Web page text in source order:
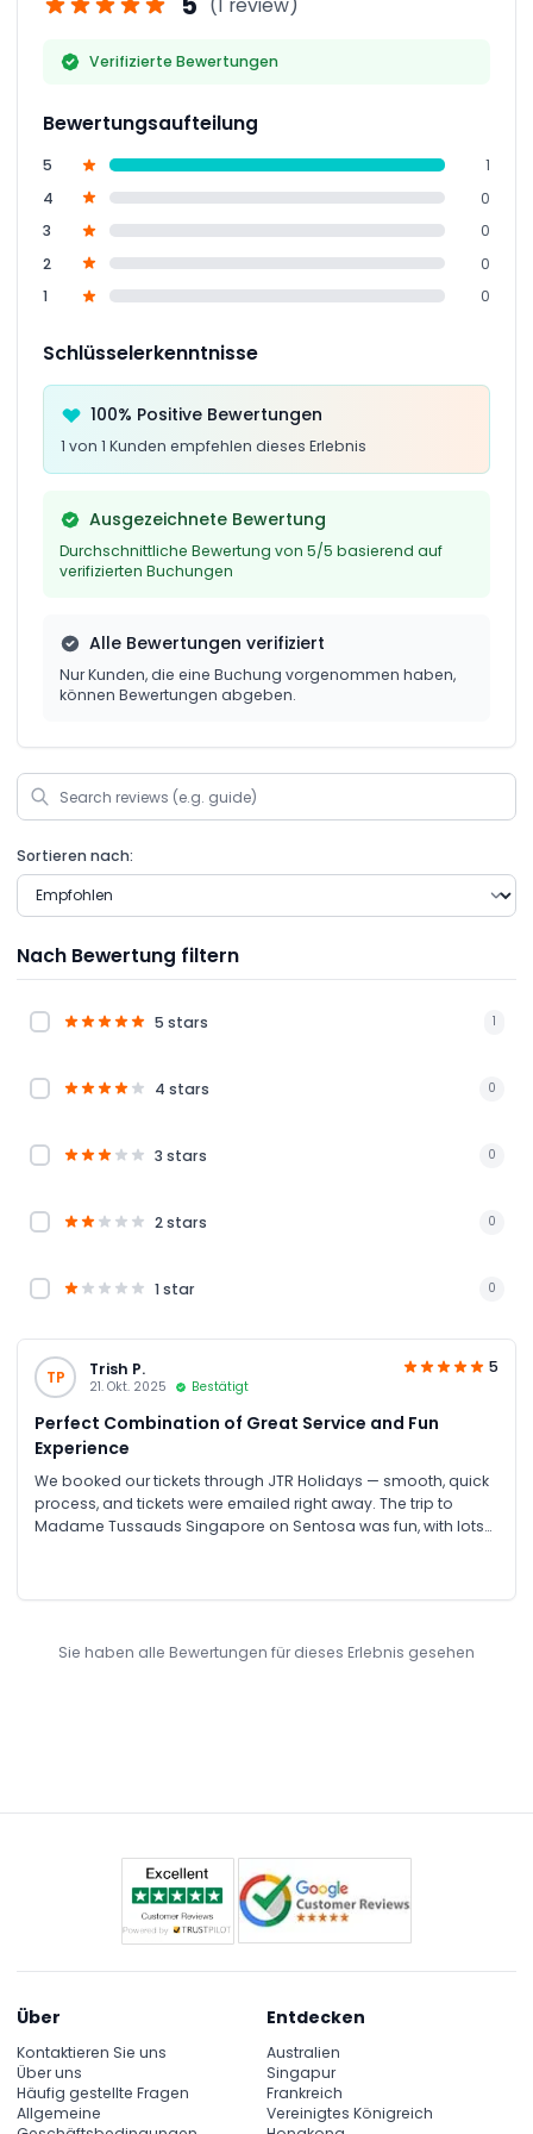
Verifizierte Bewertungen
Bewertungsaufteilung
5
1
4
0
3
0
2
0
1
0
Schlüsselerkenntnisse
100% Positive Bewertungen
1 von 1 Kunden empfehlen dieses Erlebnis
Ausgezeichnete Bewertung
Durchschnittliche Bewertung von 5/5 basierend auf
verifizierten Buchungen
Alle Bewertungen verifiziert
Nur Kunden, die eine Buchung vorgenommen haben,
können Bewertungen abgeben.
Sortieren nach:
Nach Bewertung filtern
5 stars 1
4 stars 0
3 stars 0
2 stars 0
1 star 0
TP Trish P.
21. Okt. 2025 Bestätigt
5
Perfect Combination of Great Service and Fun
Experience
We booked our tickets through JTR Holidays — smooth, quick
process, and tickets were emailed right away. The trip to
Madame Tussauds Singapore on Sentosa was fun, with lots
Sie haben alle Bewertungen für dieses Erlebnis gesehen
Über
Kontaktieren Sie uns
Über uns
Häufig gestellte Fragen
Allgemeine
Entdecken
Australien
Singapur
Frankreich
Vereinigtes Königreich